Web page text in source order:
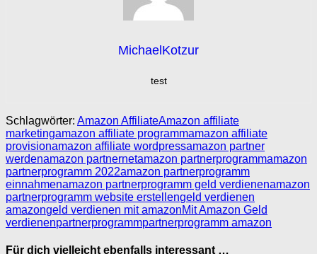
MichaelKotzur
test
Schlagwörter: Amazon AffiliateAmazon affiliate
marketingamazon affiliate programmamazon affiliate
provisionamazon affiliate wordpressamazon partner
werdenamazon partnernetamazon partnerprogrammamazon
partnerprogramm 2022amazon partnerprogramm
einnahmenamazon partnerprogramm geld verdienenamazon
partnerprogramm website erstellengeld verdienen
amazongeld verdienen mit amazonMit Amazon Geld
verdienenpartnerprogrammpartnerprogramm amazon
Für dich vielleicht ebenfalls interessant …